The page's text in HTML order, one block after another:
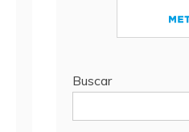
Buscar